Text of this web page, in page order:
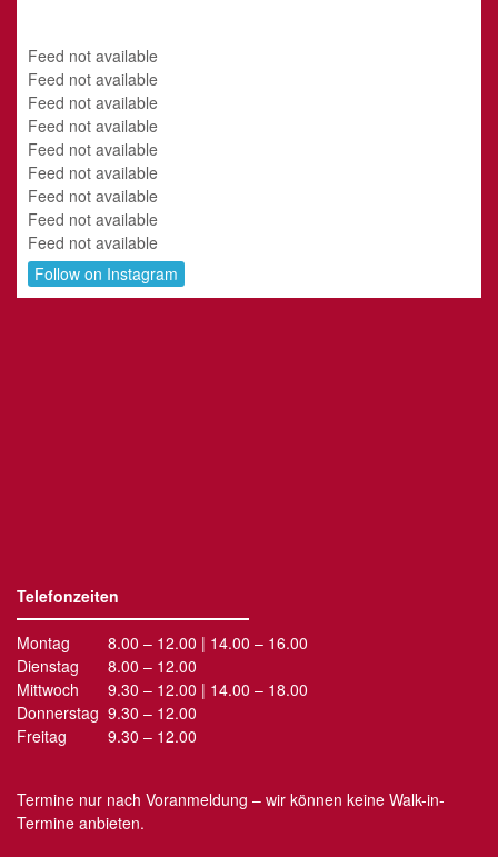
Feed not available
Feed not available
Feed not available
Feed not available
Feed not available
Feed not available
Feed not available
Feed not available
Feed not available
Follow on Instagram
Telefonzeiten
Montag
8.00 – 12.00 | 14.00 – 16.00
Dienstag
8.00 – 12.00
Mittwoch
9.30 – 12.00 | 14.00 – 18.00
Donnerstag 9.30 – 12.00
Freitag
9.30 – 12.00
Termine nur nach Voranmeldung – wir können keine Walk-in-
Termine anbieten.